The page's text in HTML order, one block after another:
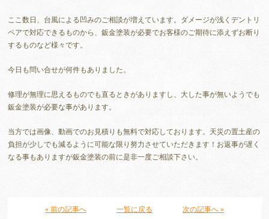
ここ数日、台風による凹みのご相談が増えています。ダメージが浅くデントリ
ペアで対応できるものから、鈑金塗装が必要でお客様のご期待に添えずお断り
するものなど様々です。
今日も問い合せが何件もありました。
修理が無理に思えるものでも直るときがありますし、大した事が無いようでも
鈑金塗装が必要な事があります。
当方では画像、動画でのお見積りも無料で対応しております。天災の置土産の
負担が少しでも減るように可能な限り努力させていただきます！お返事が遅く
なる事もありますが鈑金塗装の前に是非一度ご相談下さい。
« 前の記事へ 一覧に戻る 次の記事へ »